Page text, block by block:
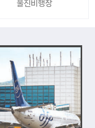
울진비행장